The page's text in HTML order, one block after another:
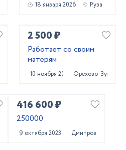
18 января 2026 Руза
2 500 ₽
Работает со своим
матерям
10 ноября 2023 Орехово-Зуево
416 600 ₽
250000
9 октября 2023 Дмитров